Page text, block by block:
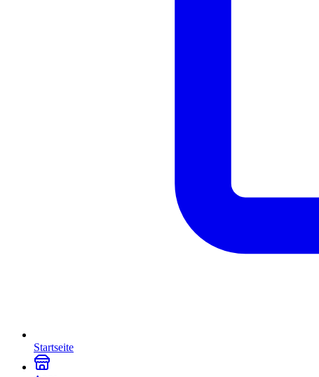
Startseite